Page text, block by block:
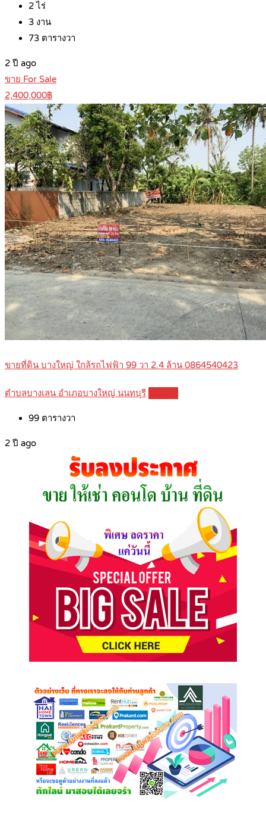
2ไร่
3 งาน
73 ตารางวา
2 ปี ago
ขาย For Sale
2,400,000฿
ขายที่ดิน บางใหญ่ ใกล้รถไฟฟ้า 99 วา 2.4 ล้าน 0864540423
ตำบลบางเลน อำเภอบางใหญ่ นนทบุรี
99 ตารางวา
2 ปี ago